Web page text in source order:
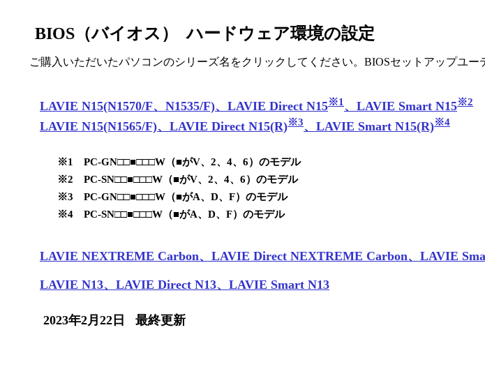
BIOS（バイオス） ハードウェア環境の設定
ご購入いただいたパソコンのシリーズ名をクリックしてください。BIOSセットアップユ
LAVIE N15(N1570/F、N1535/F)、LAVIE Direct N15※1 、LAVIE Smart N15※2
LAVIE N15(N1565/F)、LAVIE Direct N15(R)※3、LAVIE Smart N15(R)※4
※1 PC-GN□□■□□□W（■がV、2、4、6）のモデル
※2 PC-SN□□■□□□W（■がV、2、4、6）のモデル
※3 PC-GN□□■□□□W（■がA、D、F）のモデル
※4 PC-SN□□■□□□W（■がA、D、F）のモデル
LAVIE NEXTREME Carbon、LAVIE Direct NEXTREME Carbon、LAVIE
LAVIE N13、LAVIE Direct N13、LAVIE Smart N13
2023年2月22日 最終更新